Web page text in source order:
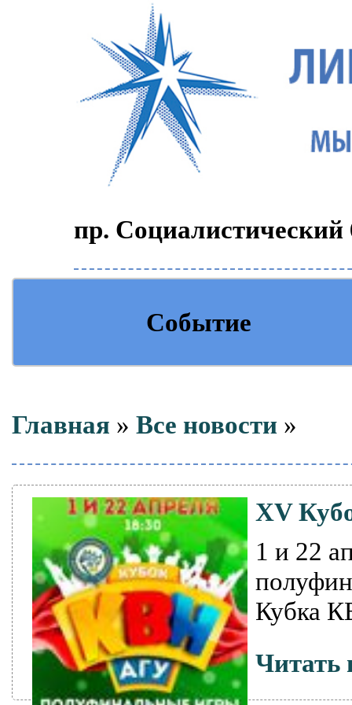
пр. Социалистический
Событие
Главная » Все новости »
XV
1 и 22
Кубка
Читать